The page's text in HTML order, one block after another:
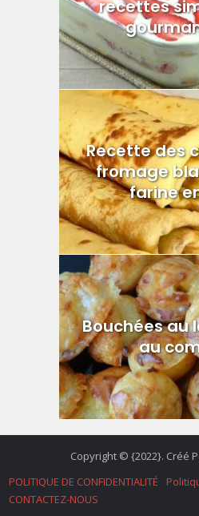
recettes
Recette des
fromage
farine
Bouchées au
au
Copyright © {2022}. Créé
POLITIQUE DE CONFIDENTIALITÉ
CONTACTEZ-NOUS